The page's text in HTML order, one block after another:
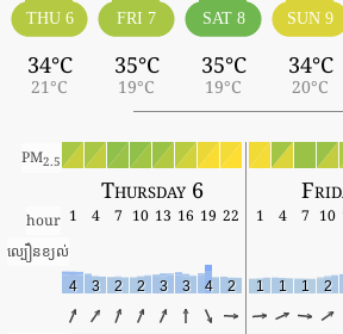
THU 6
34°C
21°C
FRI 7
35°C
19°C
SAT 8
35°C
19°C
SUN 9
34°C
20°C
PM2.5
Thursday 6
hour 1 4 7 10 13 16 19 22 1 4 7 10
ល្បឿនខ្យល់
4 3 2 2 3 3 4 2 1 1 1 2